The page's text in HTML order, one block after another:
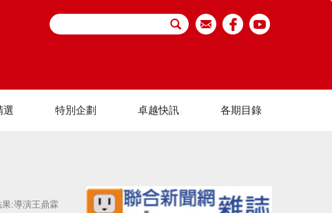
選 特別企劃 卓越快訊 各期目錄
:導演王鼎霖